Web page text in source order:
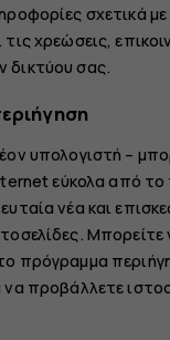
σχετικά με
χρεώσεις,
δικτύου σας.
υπολογιστή –
εύκολα από
νέα και
Μπορείτε
πρόγραμμα
προβάλλετε